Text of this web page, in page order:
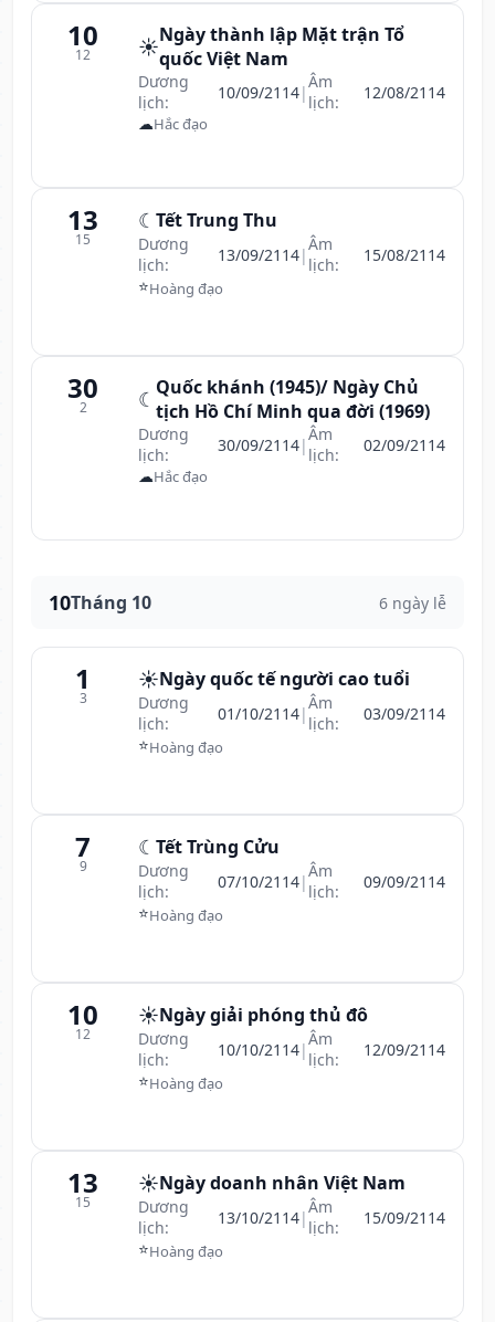
10
12 ☀️Ngày thành lập Mặt trận Tổ
quốc Việt Nam
Dương
lịch:
10/09/2114|Âm
lịch:
12/08/2114
☁Hắc đạo
13
15
☾ Tết Trung Thu
Dương
lịch:
13/09/2114|Âm
lịch:
15/08/2114
⭐Hoàng đạo
30
2 ☾ Quốc khánh (1945)/ Ngày Chủ
tịch Hồ Chí Minh qua đời (1969)
Dương
lịch:
30/09/2114|Âm
lịch:
02/09/2114
☁Hắc đạo
10Tháng 10 6 ngày lễ
1
3
☀️Ngày quốc tế người cao tuổi
Dương
lịch:
01/10/2114|Âm
lịch:
03/09/2114
⭐Hoàng đạo
7
9
☾ Tết Trùng Cửu
Dương
lịch:
07/10/2114|Âm
lịch:
09/09/2114
⭐Hoàng đạo
10
12
☀️Ngày giải phóng thủ đô
Dương
lịch:
10/10/2114|Âm
lịch:
12/09/2114
⭐Hoàng đạo
13
15
☀️Ngày doanh nhân Việt Nam
Dương
lịch:
13/10/2114|Âm
lịch:
15/09/2114
⭐Hoàng đạo